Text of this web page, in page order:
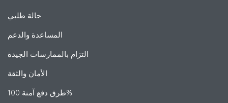
حالة طلبي
المساعدة والدعم
التزام بالممارسات الجيدة
الأمان والثقة
طرق دفع آمنة 100%